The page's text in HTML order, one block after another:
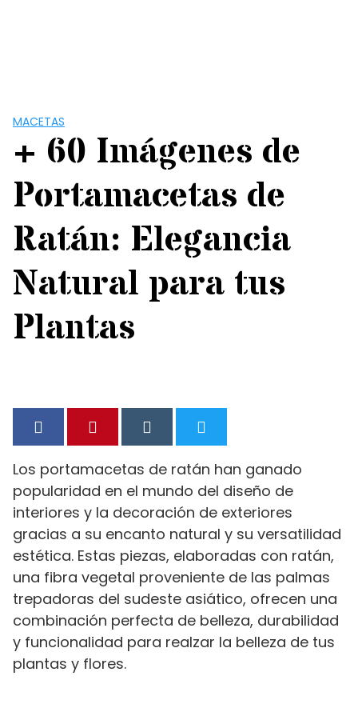
MACETAS
+ 60 Imágenes de
Portamacetas de
Ratán: Elegancia
Natural para tus
Plantas
Los portamacetas de ratán han ganado
popularidad en el mundo del diseño de
interiores y la decoración de exteriores
gracias a su encanto natural y su versatilidad
estética. Estas piezas, elaboradas con ratán,
una fibra vegetal proveniente de las palmas
trepadoras del sudeste asiático, ofrecen una
combinación perfecta de belleza, durabilidad
y funcionalidad para realzar la belleza de tus
plantas y flores.